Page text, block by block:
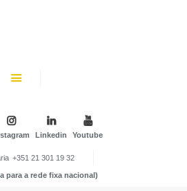
Linkedin Youtube
+351 21 301 19 32
para a rede fixa nacional)
DE SOLIDARIEDADE SOCIAL